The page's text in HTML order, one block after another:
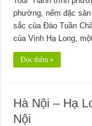
phường, nếm đặc
sắc của Đảo Tuần
của Vịnh Hạ Long,
Đọc thêm »
Hà Nội – Hạ
Nội